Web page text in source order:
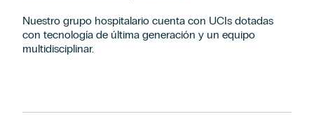
Nuestro grupo hospitalario cuenta con UCIs dotadas
con tecnología de última generación y un equipo
multidisciplinar.